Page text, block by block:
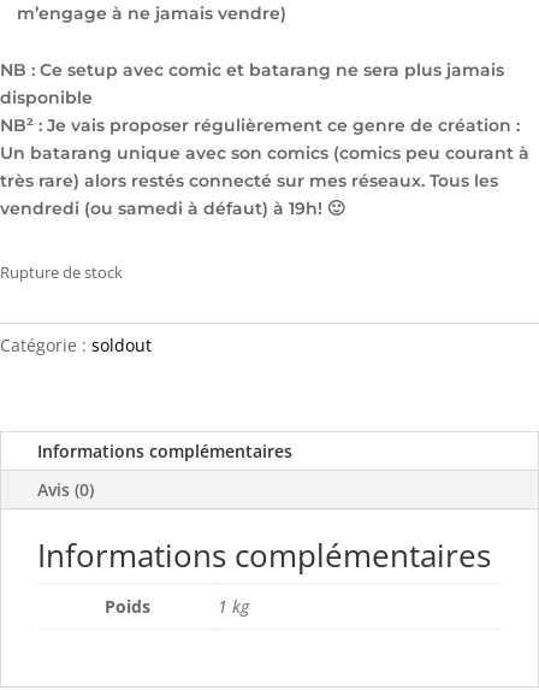
m’engage à ne jamais vendre)
NB : Ce setup avec comic et batarang ne sera plus jamais
disponible
NB² : Je vais proposer régulièrement ce genre de création :
Un batarang unique avec son comics (comics peu courant à
très rare) alors restés connecté sur mes réseaux. Tous les
vendredi (ou samedi à défaut) à 19h! 🙂
Rupture de stock
Catégorie : soldout
Informations complémentaires
Avis (0)
Informations complémentaires
Poids 1 kg